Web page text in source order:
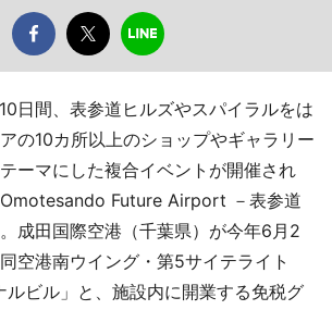
日間、表参道ヒルズやスパイラルをは
の10カ所以上のショップやギャラリー
ーマにした複合イベントが開催され
Future Airport －表参道
成田国際空港（千葉県）が今年6月2
空港南ウイング・第5サイテライト
ルビル」と、施設内に開業する免税グ